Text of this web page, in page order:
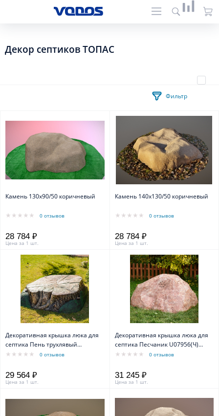
Декор септиков ТОПАС
Фильтр
Камень 130х90/50 коричневый
0 отзывов
28 784 ₽
Цена за 1 шт.
Камень 140x130/50 коричневый
0 отзывов
28 784 ₽
Цена за 1 шт.
Декоративная крышка люка для
септика Пень трухлявый
U07980(Ч) ширина 139 см
0 отзывов
29 564 ₽
Цена за 1 шт.
Декоративная крышка люка для
септика Песчаник U07956(Ч)
ширина 133 см0 отзывов
31 245 ₽
Цена за 1 шт.